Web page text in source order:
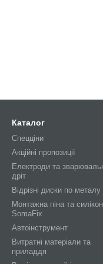
Каталог
Спецціни
Акційні пропозиції
Електроди та
дріт
Відрізні диски по металу
Монтажна піна та
SomaFix
Автоінструмент
Витратні матеріали та
приладдя